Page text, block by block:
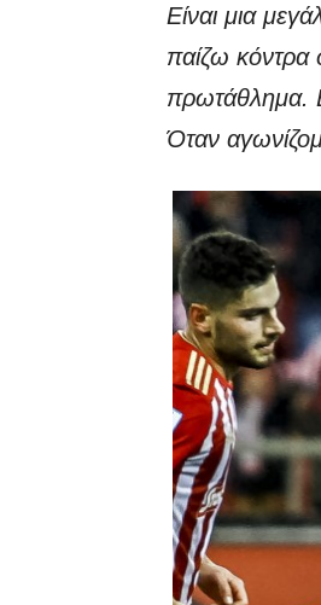
Είναι μια
παίζω κόντρα
πρωτάθλημα.
Όταν